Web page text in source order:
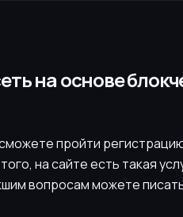
на основе
пройти регистрацию
на сайте есть такая
вопросам можете